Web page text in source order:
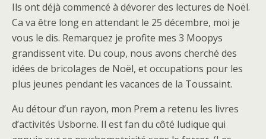
Ils ont déjà commencé à dévorer des lectures de Noël.
Ca va être long en attendant le 25 décembre, moi je
vous le dis. Remarquez je profite mes 3 Moopys
grandissent vite. Du coup, nous avons cherché des
idées de bricolages de Noël, et occupations pour les
plus jeunes pendant les vacances de la Toussaint.
Au détour d’un rayon, mon Prem a retenu les livres
d’activités Usborne. Il est fan du côté ludique qui